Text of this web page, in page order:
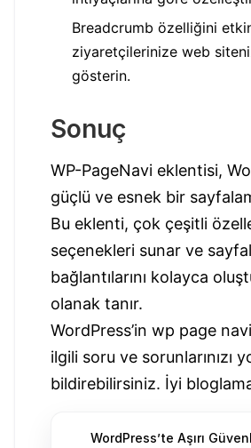
Breadcrumb özelliğini
ziyaretçilerinize web
gösterin.
Sonuç
WP-PageNavi eklentisi,
güçlü ve esnek bir
Bu eklenti, çok çeşitli
seçenekleri sunar ve
bağlantılarını kolayca
olanak tanır.
WordPress’in wp page
ilgili soru ve sorunlarınızı
bildirebilirsiniz. İyi
WordPress’te Aşırı